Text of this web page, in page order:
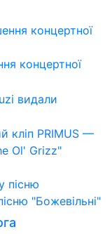
концертної
Ol' Grizz"
"Божевільні"